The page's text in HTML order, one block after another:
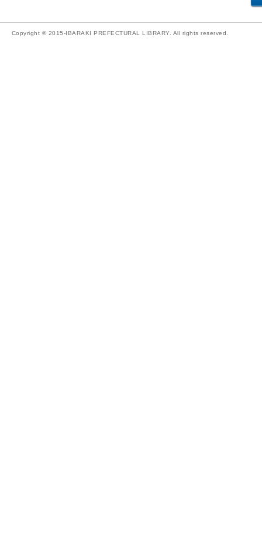
Copyright © 2015-IBARAKI PREFECTURAL LIBRARY. All rights reserved.